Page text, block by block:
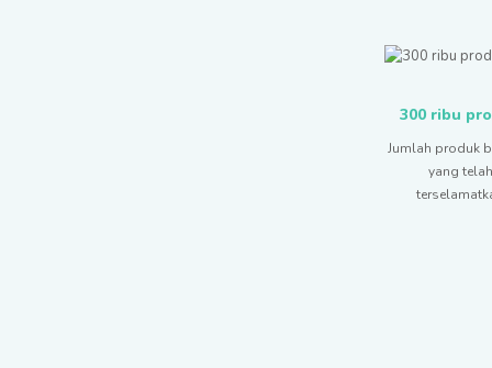
300 ribu
Jumlah produk
yang telah